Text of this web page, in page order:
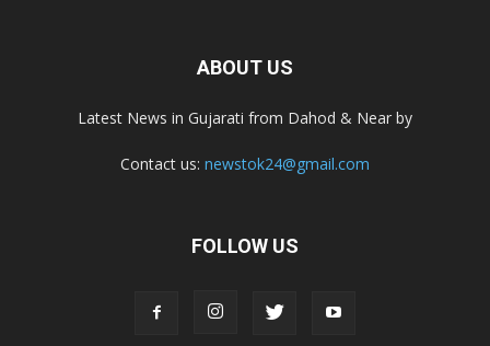
ABOUT US
Latest News in Gujarati from Dahod & Near by
Contact us: newstok24@gmail.com
FOLLOW US